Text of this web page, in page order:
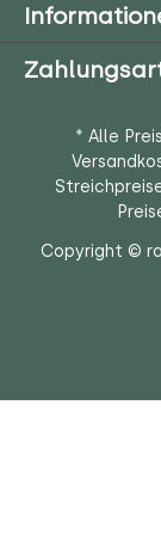
* Alle
Copyright ©